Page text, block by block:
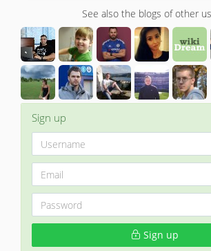
See also the blogs of other
Sign up
Sign up